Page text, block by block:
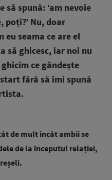
să spună: ‘am nevoie
poți?’ Nu, doar
eu seama ce are el
să ghicesc, iar noi nu
ce gândește
fără să îmi spună
de mult încât ambii se
de la începutul relației,